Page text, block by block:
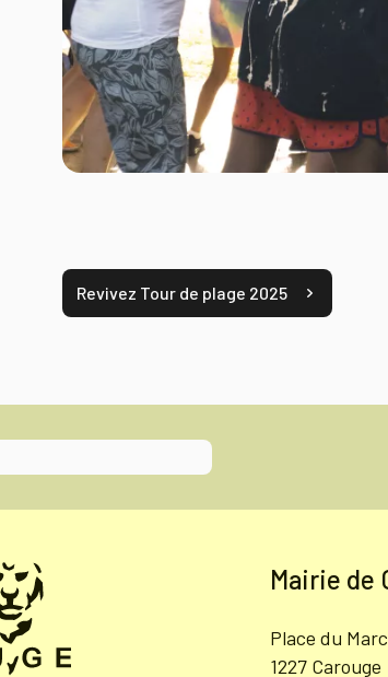
Revivez Tour de plage 2025
Mairie de
Place du
1227 Carouge